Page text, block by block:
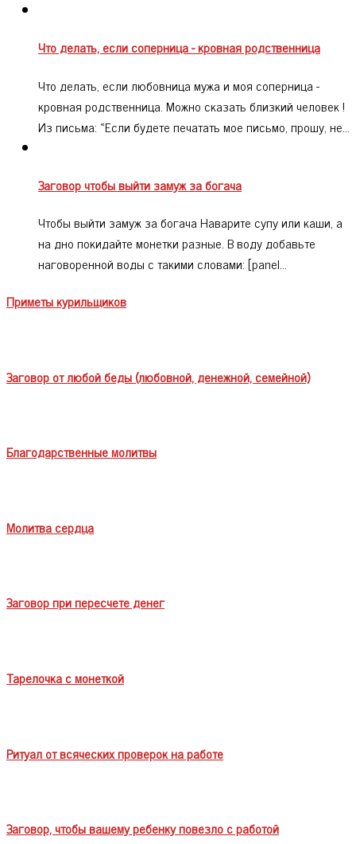
Что делать, если соперница - кровная родственница
Что делать, если любовница мужа и моя соперница -
кровная родственница. Можно сказать близкий человек !
Из письма: «Если будете печатать мое письмо, прошу, не…
Заговор чтобы выйти замуж за богача
Чтобы выйти замуж за богача Наварите супу или каши, а
на дно покидайте монетки разные. В воду добавьте
наговоренной воды с такими словами: [panel…
Приметы курильщиков
Заговор от любой беды (любовной, денежной, семейной)
Благодарственные молитвы
Молитва сердца
Заговор при пересчете денег
Тарелочка с монеткой
Ритуал от всяческих проверок на работе
Заговор, чтобы вашему ребенку повезло с работой